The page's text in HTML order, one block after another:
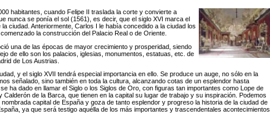
habitantes, cuando Felipe II traslada la corte y convierte a
nunca se ponía el sol (1561), es decir, que el siglo XVI marca el
ciudad. Anteriormente, Carlos I le había concedido a la ciudad los
la construcción del Palacio Real o de Oriente.
una de las épocas de mayor crecimiento y prosperidad, siendo
de ello son los palacios, iglesias, monumentos, estatuas, etc. de
de Los Austrias.
y el siglo XVII tendrá especial importancia en ello. Se produce un auge, no sólo en la
señalado, sino también en toda la cultura, alcanzando cotas de un esplendor hasta
ha dado en llamar el Siglo o los Siglos de Oro, con figuras tan importantes como Lope de
de la Barca, que tienen en la capital su lugar de trabajo y su inspiración. Podemos
capital de España y goza de tanto esplendor y progreso la historia de la ciudad de
ya que será testigo aquélla de los más importantes y trascendentales acontecimientos